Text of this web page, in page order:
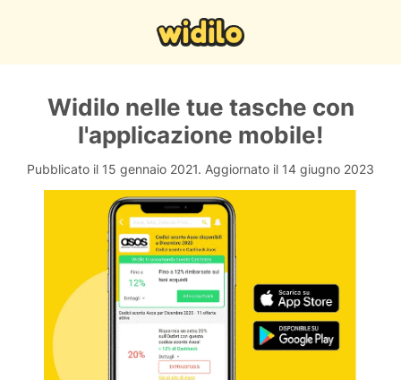
Widilo nelle tue tasche con
l'applicazione mobile!
Pubblicato il 15 gennaio 2021. Aggiornato il 14 giugno 2023